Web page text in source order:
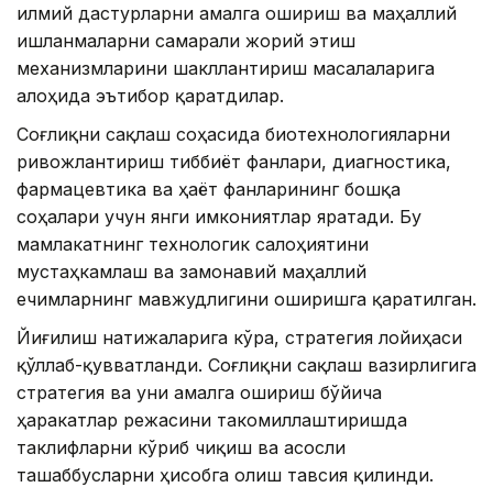
илмий дастурларни амалга ошириш ва маҳаллий
ишланмаларни самарали жорий этиш
механизмларини шакллантириш масалаларига
алоҳида эътибор қаратдилар.
Соғлиқни сақлаш соҳасида биотехнологияларни
ривожлантириш тиббиёт фанлари, диагностика,
фармацевтика ва ҳаёт фанларининг бошқа
соҳалари учун янги имкониятлар яратади. Бу
мамлакатнинг технологик салоҳиятини
мустаҳкамлаш ва замонавий маҳаллий
ечимларнинг мавжудлигини оширишга қаратилган.
Йиғилиш натижаларига кўра, стратегия лойиҳаси
қўллаб-қувватланди. Соғлиқни сақлаш вазирлигига
стратегия ва уни амалга ошириш бўйича
ҳаракатлар режасини такомиллаштиришда
таклифларни кўриб чиқиш ва асосли
ташаббусларни ҳисобга олиш тавсия қилинди.